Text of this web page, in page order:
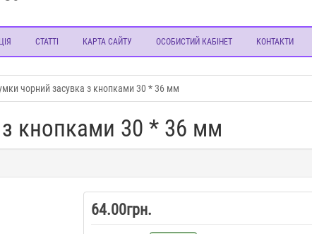
СТАТТІ КАРТА САЙТУ ОСОБИСТИЙ КАБІНЕТ КОНТАКТИ
чорний засувка з кнопками 30 * 36 мм
кнопками 30 * 36 мм
64.00грн.